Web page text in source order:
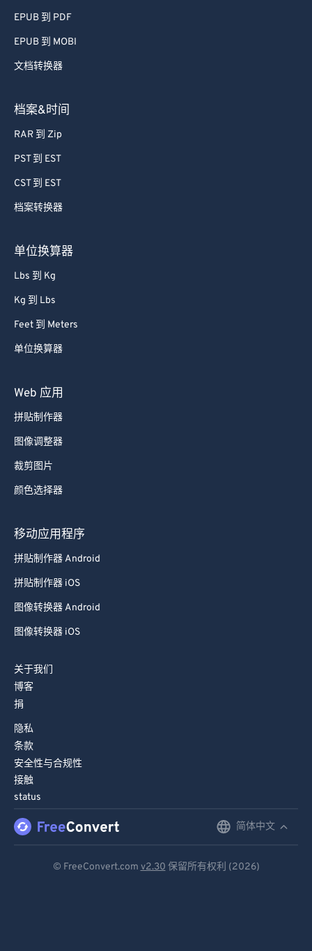
EPUB 到 PDF
EPUB 到 MOBI
文档转换器
档案&时间
RAR 到 Zip
PST 到 EST
CST 到 EST
档案转换器
单位换算器
Lbs 到 Kg
Kg 到 Lbs
Feet 到 Meters
单位换算器
Web 应用
拼贴制作器
图像调整器
裁剪图片
颜色选择器
移动应用程序
拼贴制作器 Android
拼贴制作器 iOS
图像转换器 Android
图像转换器 iOS
关于我们
博客
捐
隐私
条款
安全性与合规性
接触
status
简体中文
© FreeConvert.com v2.30 保留所有权利 (2026)